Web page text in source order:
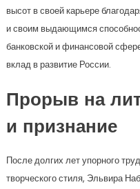
высот в своей карьере
и своим выдающимся
банковской и финансовой
вклад в развитие России.
Прорыв на
и признание
После долгих лет упорного
творческого стиля, Эльвира